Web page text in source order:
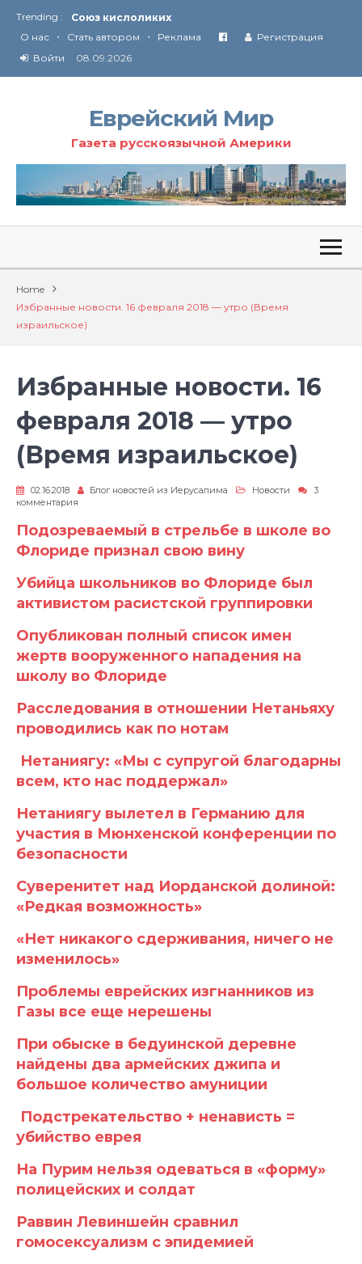
Trending :
Соглашение США с Ираном
Технология Революции в Иране
От Ирана до Ливана и Газы
О нас • Стать автором • Реклама
Регистрация
Войти
08.09.2026
Еврейский Мир
Газета русскоязычной Америки
Home
Избранные новости. 16 февраля 2018 — утро (Время
израильское)
Избранные новости. 16
февраля 2018 — утро
(Время израильское)
02.16.2018 Блог новостей из Иерусалима Новости
3
комментария
Избранные
новости.
16
февраля
—
утро
(Время
Подозреваемый в стрельбе в школе во
Флориде признал свою вину
Убийца школьников во Флориде был
активистом расистской группировки
Опубликован полный список имен
жертв вооруженного нападения на
школу во Флориде
Расследования в отношении Нетаньяху
проводились как по нотам
Нетаниягу: «Мы с супругой благодарны
всем, кто нас поддержал»
Нетаниягу вылетел в Германию для
участия в Мюнхенской конференции по
безопасности
Суверенитет над Иорданской долиной:
«Редкая возможность»
«Нет никакого сдерживания, ничего не
изменилось»
Проблемы еврейских изгнанников из
Газы все еще нерешены
При обыске в бедуинской деревне
найдены два армейских джипа и
большое количество амуниции
Подстрекательство + ненависть =
убийство еврея
На Пурим нельзя одеваться в «форму»
полицейских и солдат
Раввин Левиншейн сравнил
гомосексуализм с эпидемией